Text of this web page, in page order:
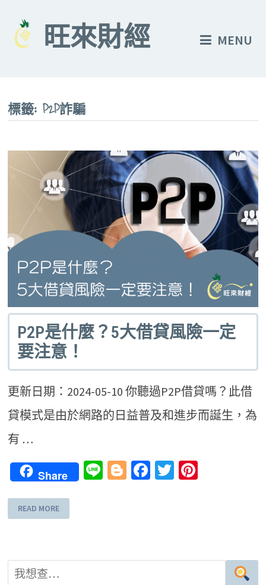
content
旺來財經 MENU
標籤:P2P詐騙
P2P是什麼？5大借貸風險一定
要注意！
更新日期：2024-05-10 你聽過P2P借貸嗎？此借
貸模式是由於網路的日益普及和進步而誕生，為
有 …
Share LineBlogger
Facebook
Twitter
READ MORE